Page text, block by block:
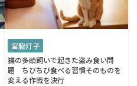
宮脇灯子
猫の多頭飼いで起きた盗み食い問
題 ちびちび食べる習慣そのものを
変える作戦を決行